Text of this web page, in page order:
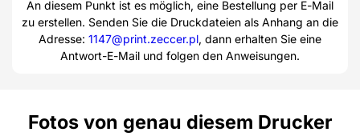
An diesem Punkt ist es möglich, eine Bestellung per E-Mail
zu erstellen. Senden Sie die Druckdateien als Anhang an die
Adresse: 1147@print.zeccer.pl, dann erhalten Sie eine
Antwort-E-Mail und folgen den Anweisungen.
Fotos von genau diesem Drucker